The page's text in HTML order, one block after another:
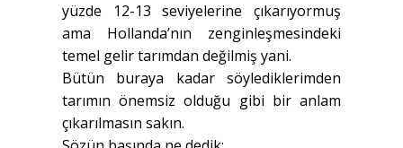
yüzde 12-13 seviyelerine çıkarıyormuş
ama Hollanda’nın zenginleşmesindeki
temel gelir tarımdan değilmiş yani.
Bütün buraya kadar söylediklerimden
tarımın önemsiz olduğu gibi bir anlam
çıkarılmasın sakın.